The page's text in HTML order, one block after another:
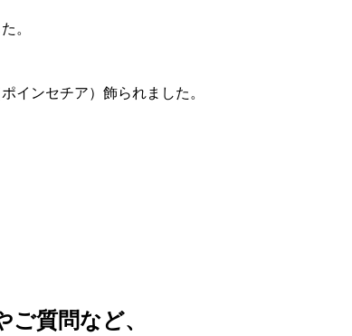
。
インセチア）飾られました。
ご質問など、